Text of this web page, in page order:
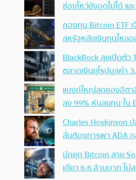
ช่องโหว่ยังอุดไม่ได้ แล
กองทุน Bitcoin ETF
สหรัฐหลังเงินทุนไหล
BlackRock ลุยเปิดตั
ตลาดเงินยุโรปมูลค่า
แบงก์ใหญ่สุดของอิตา
ลง 99% หันลงทุน ใน
Charles Hoskinson
ลั่นต้องการพา ADA
นักขุด Bitcoin สาย
เดียว 6.6 ล้านบาท ไ